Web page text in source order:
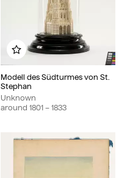
Modell des Südturmes von St.
Stephan
Unknown
around 1801 – 1833
Add to my album